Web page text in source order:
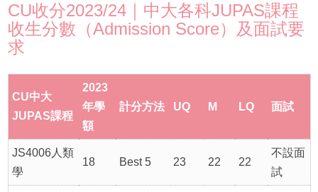
CU收分2023/24｜中大各科JUPAS課程
收生分數（Admission Score）及面試要
求
CU中大
JUPAS課程
2023
年學
額
計分方法 UQ M LQ 面試
JS4006人類
學
18 Best 5 23 22 22
不設面
試